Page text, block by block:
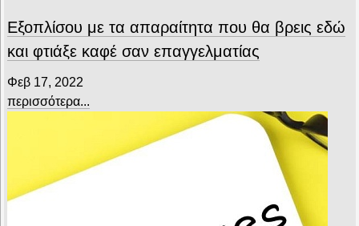
Εξοπλίσου με τα απαραίτητα που θα βρεις εδώ
και φτιάξε καφέ σαν επαγγελματίας
Φεβ 17, 2022
περισσότερα...